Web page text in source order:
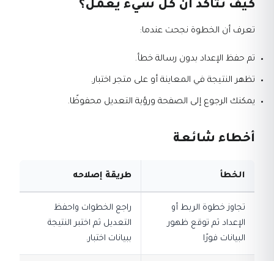
كيف تتأكد أن كل شيء يعمل؟
تعرف أن الخطوة نجحت عندما:
تم حفظ الإعداد بدون رسالة خطأ.
تظهر النتيجة في المعاينة أو على متجر اختبار.
يمكنك الرجوع إلى الصفحة ورؤية التعديل محفوظًا.
أخطاء شائعة
الخطأ طريقة إصلاحه
تجاوز خطوة الربط أو
الإعداد ثم توقع ظهور
البيانات فورًا
راجع الخطوات واحفظ
التعديل ثم اختبر النتيجة
ببيانات اختبار.